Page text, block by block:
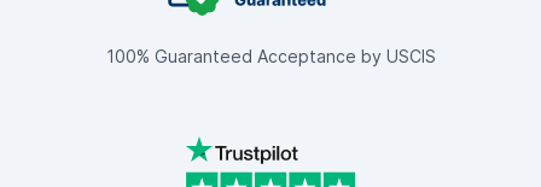
100% Guaranteed Acceptance by USCIS